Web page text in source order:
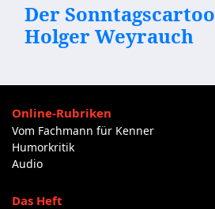
Der
Holger Weyrauch
Online-Rubriken
Vom Fachmann für Kenner
Humorkritik
Audio
Das Heft